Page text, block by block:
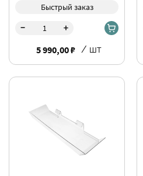
Быстрый заказ
- +
5 990,00 ₽ / шт